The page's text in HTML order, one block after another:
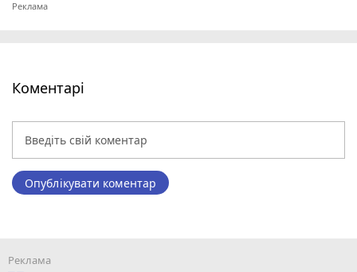
Коментарі
Опублікувати коментар